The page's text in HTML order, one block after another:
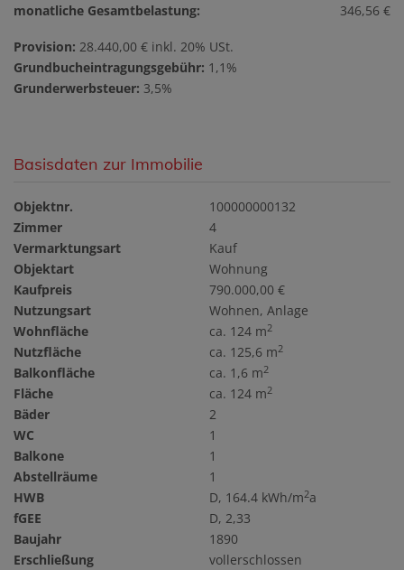
monatliche Gesamtbelastung:
346,56 €
Provision: 28.440,00 € inkl. 20% USt.
Grundbucheintragungsgebühr: 1,1%
Grunderwerbsteuer: 3,5%
Basisdaten zur Immobilie
Objektnr.
100000000132
Zimmer
4
Vermarktungsart
Kauf
Objektart
Wohnung
Kaufpreis
790.000,00 €
Nutzungsart
Wohnen Anlage
Wohnfläche
ca. 124 m2
Nutzfläche ca. 125,6 m2
Balkonfläche ca. 1,6 m2
Fläche ca. 124 m2
Bäder
2
WC
1
Balkone
1
Abstellräume
1
HWB
D, 164.4 kWh/m2a
fGEE
D, 2,33
Baujahr
1890
Erschließung
vollerschlossen